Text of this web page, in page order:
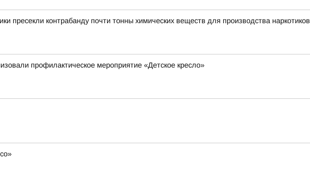
пресекли контрабанду почти тонны химических веществ для производства наркотиков
профилактическое мероприятие «Детское кресло»